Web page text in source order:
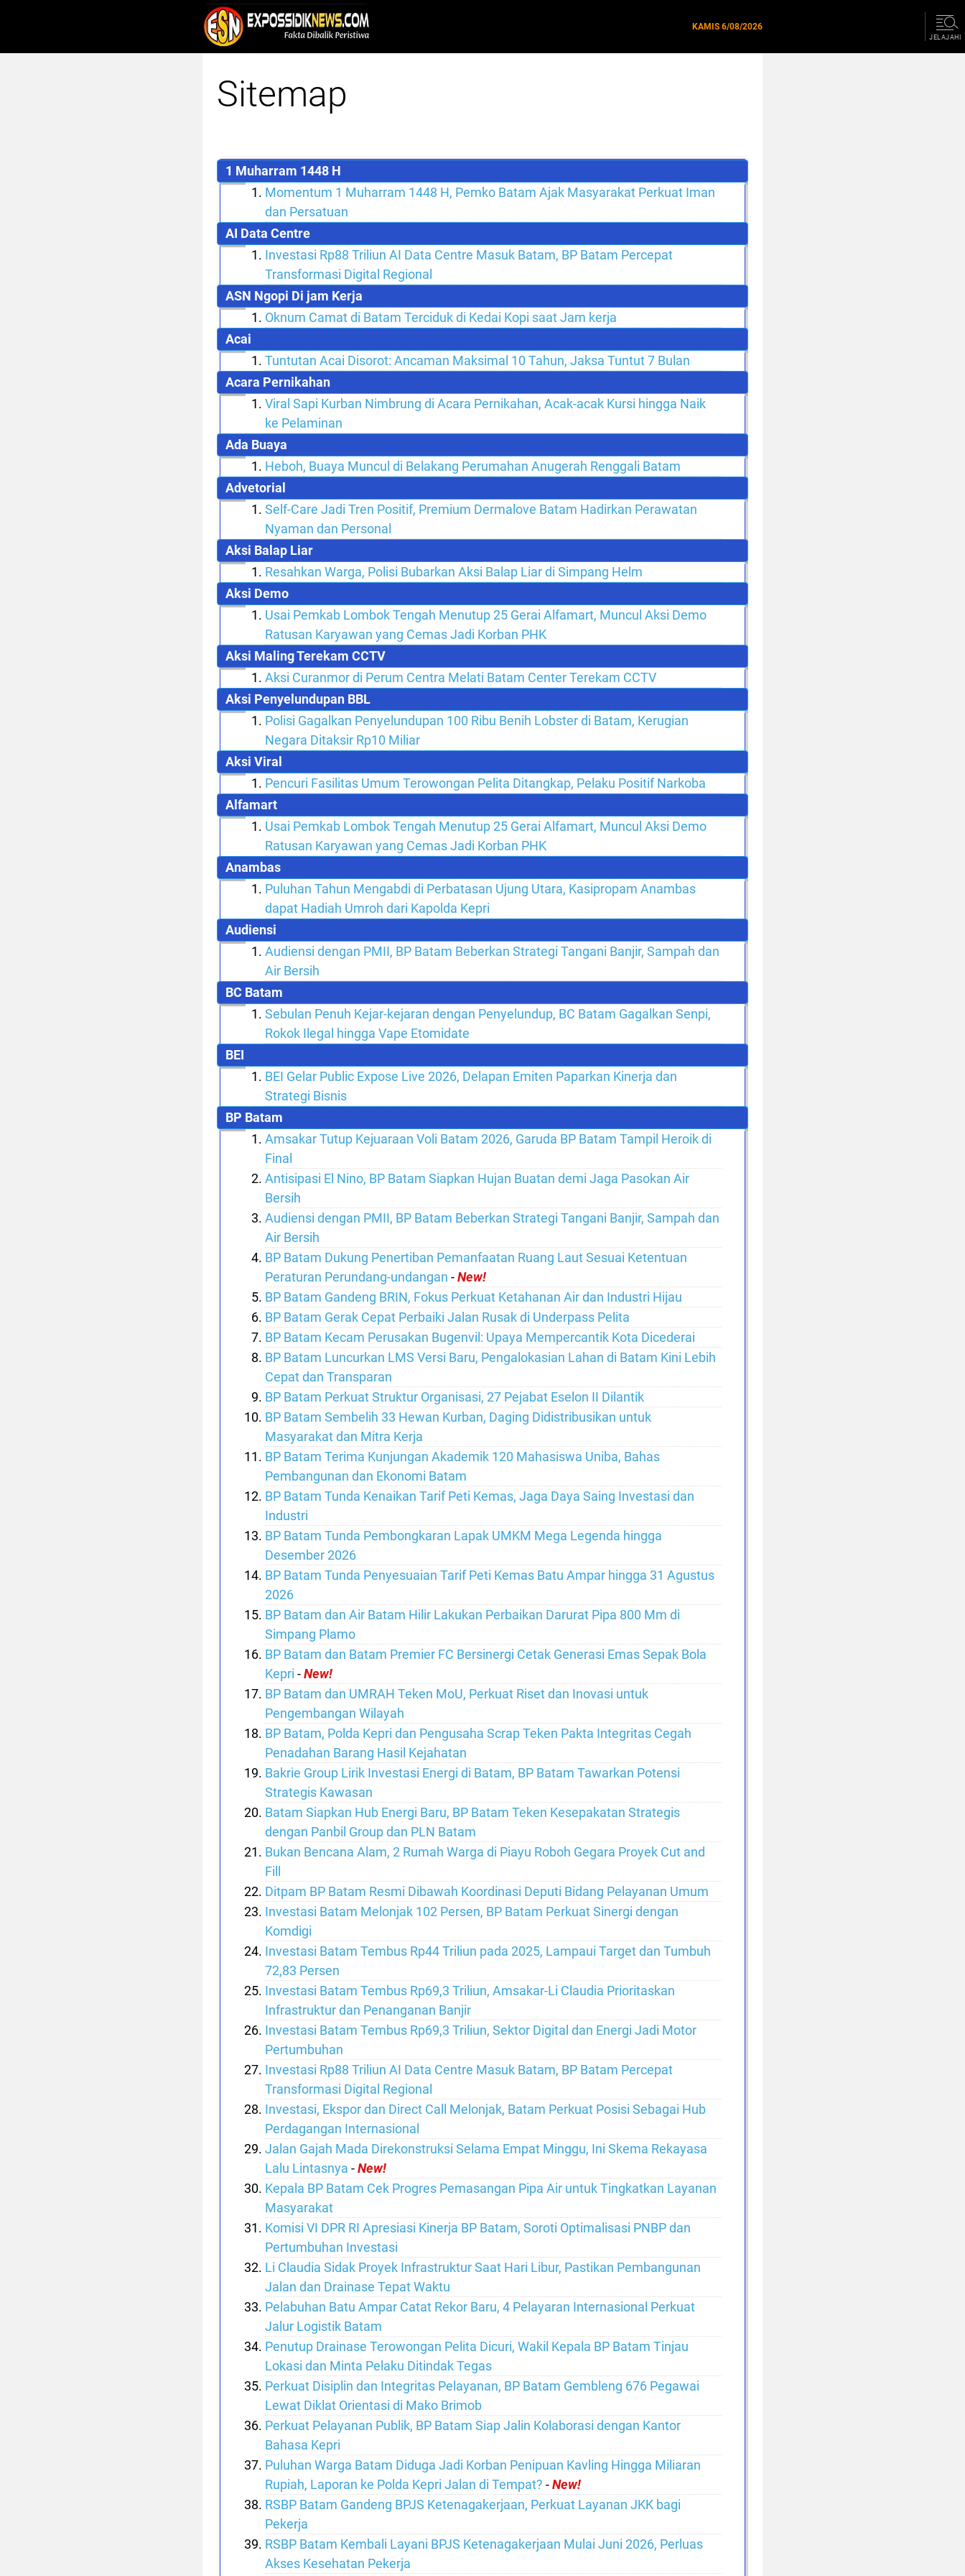
KAMIS 6/08/2026
JELAJAHI
Sitemap
1 Muharram 1448 H
Momentum 1 Muharram 1448 H, Pemko Batam Ajak Masyarakat Perkuat Iman
dan Persatuan
AI Data Centre
Investasi Rp88 Triliun AI Data Centre Masuk Batam, BP Batam Percepat
Transformasi Digital Regional
ASN Ngopi Di jam Kerja
Oknum Camat di Batam Terciduk di Kedai Kopi saat Jam kerja
Acai
Tuntutan Acai Disorot: Ancaman Maksimal 10 Tahun, Jaksa Tuntut 7 Bulan
Acara Pernikahan
Viral Sapi Kurban Nimbrung di Acara Pernikahan, Acak-acak Kursi hingga Naik
ke Pelaminan
Ada Buaya
Heboh, Buaya Muncul di Belakang Perumahan Anugerah Renggali Batam
Advetorial
Self-Care Jadi Tren Positif, Premium Dermalove Batam Hadirkan Perawatan
Nyaman dan Personal
Aksi Balap Liar
Resahkan Warga, Polisi Bubarkan Aksi Balap Liar di Simpang Helm
Aksi Demo
Usai Pemkab Lombok Tengah Menutup 25 Gerai Alfamart, Muncul Aksi Demo
Ratusan Karyawan yang Cemas Jadi Korban PHK
Aksi Maling Terekam CCTV
Aksi Curanmor di Perum Centra Melati Batam Center Terekam CCTV
Aksi Penyelundupan BBL
Polisi Gagalkan Penyelundupan 100 Ribu Benih Lobster di Batam, Kerugian
Negara Ditaksir Rp10 Miliar
Aksi Viral
Pencuri Fasilitas Umum Terowongan Pelita Ditangkap, Pelaku Positif Narkoba
Alfamart
Usai Pemkab Lombok Tengah Menutup 25 Gerai Alfamart, Muncul Aksi Demo
Ratusan Karyawan yang Cemas Jadi Korban PHK
Anambas
Puluhan Tahun Mengabdi di Perbatasan Ujung Utara, Kasipropam Anambas
dapat Hadiah Umroh dari Kapolda Kepri
Audiensi
Audiensi dengan PMII, BP Batam Beberkan Strategi Tangani Banjir, Sampah dan
Air Bersih
BC Batam
Sebulan Penuh Kejar-kejaran dengan Penyelundup, BC Batam Gagalkan Senpi,
Rokok Ilegal hingga Vape Etomidate
BEI
BEI Gelar Public Expose Live 2026, Delapan Emiten Paparkan Kinerja dan
Strategi Bisnis
BP Batam
Amsakar Tutup Kejuaraan Voli Batam 2026, Garuda BP Batam Tampil Heroik di
Final
Antisipasi El Nino, BP Batam Siapkan Hujan Buatan demi Jaga Pasokan Air
Bersih
Audiensi dengan PMII, BP Batam Beberkan Strategi Tangani Banjir, Sampah dan
Air Bersih
BP Batam Dukung Penertiban Pemanfaatan Ruang Laut Sesuai Ketentuan
Peraturan Perundang-undangan -New!
BP Batam Gandeng BRIN, Fokus Perkuat Ketahanan Air dan Industri Hijau
BP Batam Gerak Cepat Perbaiki Jalan Rusak di Underpass Pelita
BP Batam Kecam Perusakan Bugenvil: Upaya Mempercantik Kota Dicederai
BP Batam Luncurkan LMS Versi Baru, Pengalokasian Lahan di Batam Kini Lebih
Cepat dan Transparan
BP Batam Perkuat Struktur Organisasi, 27 Pejabat Eselon II Dilantik
BP Batam Sembelih 33 Hewan Kurban, Daging Didistribusikan untuk
Masyarakat dan Mitra Kerja
BP Batam Terima Kunjungan Akademik 120 Mahasiswa Uniba, Bahas
Pembangunan dan Ekonomi Batam
BP Batam Tunda Kenaikan Tarif Peti Kemas, Jaga Daya Saing Investasi dan
Industri
BP Batam Tunda Pembongkaran Lapak UMKM Mega Legenda hingga
Desember 2026
BP Batam Tunda Penyesuaian Tarif Peti Kemas Batu Ampar hingga 31 Agustus
2026
BP Batam dan Air Batam Hilir Lakukan Perbaikan Darurat Pipa 800 Mm di
Simpang Plamo
BP Batam dan Batam Premier FC Bersinergi Cetak Generasi Emas Sepak Bola
Kepri -New!
BP Batam dan UMRAH Teken MoU, Perkuat Riset dan Inovasi untuk
Pengembangan Wilayah
BP Batam, Polda Kepri dan Pengusaha Scrap Teken Pakta Integritas Cegah
Penadahan Barang Hasil Kejahatan
Bakrie Group Lirik Investasi Energi di Batam, BP Batam Tawarkan Potensi
Strategis Kawasan
Batam Siapkan Hub Energi Baru, BP Batam Teken Kesepakatan Strategis
dengan Panbil Group dan PLN Batam
Bukan Bencana Alam, 2 Rumah Warga di Piayu Roboh Gegara Proyek Cut and
Fill
Ditpam BP Batam Resmi Dibawah Koordinasi Deputi Bidang Pelayanan Umum
Investasi Batam Melonjak 102 Persen, BP Batam Perkuat Sinergi dengan
Komdigi
Investasi Batam Tembus Rp44 Triliun pada 2025, Lampaui Target dan Tumbuh
72,83 Persen
Investasi Batam Tembus Rp69,3 Triliun, Amsakar-Li Claudia Prioritaskan
Infrastruktur dan Penanganan Banjir
Investasi Batam Tembus Rp69,3 Triliun, Sektor Digital dan Energi Jadi Motor
Pertumbuhan
Investasi Rp88 Triliun AI Data Centre Masuk Batam, BP Batam Percepat
Transformasi Digital Regional
Investasi, Ekspor dan Direct Call Melonjak, Batam Perkuat Posisi Sebagai Hub
Perdagangan Internasional
Jalan Gajah Mada Direkonstruksi Selama Empat Minggu, Ini Skema Rekayasa
Lalu Lintasnya -New!
Kepala BP Batam Cek Progres Pemasangan Pipa Air untuk Tingkatkan Layanan
Masyarakat
Komisi VI DPR RI Apresiasi Kinerja BP Batam, Soroti Optimalisasi PNBP dan
Pertumbuhan Investasi
Li Claudia Sidak Proyek Infrastruktur Saat Hari Libur, Pastikan Pembangunan
Jalan dan Drainase Tepat Waktu
Pelabuhan Batu Ampar Catat Rekor Baru, 4 Pelayaran Internasional Perkuat
Jalur Logistik Batam
Penutup Drainase Terowongan Pelita Dicuri, Wakil Kepala BP Batam Tinjau
Lokasi dan Minta Pelaku Ditindak Tegas
Perkuat Disiplin dan Integritas Pelayanan, BP Batam Gembleng 676 Pegawai
Lewat Diklat Orientasi di Mako Brimob
Perkuat Pelayanan Publik, BP Batam Siap Jalin Kolaborasi dengan Kantor
Bahasa Kepri
Puluhan Warga Batam Diduga Jadi Korban Penipuan Kavling Hingga Miliaran
Rupiah, Laporan ke Polda Kepri Jalan di Tempat? -New!
RSBP Batam Gandeng BPJS Ketenagakerjaan, Perkuat Layanan JKK bagi
Pekerja
RSBP Batam Kembali Layani BPJS Ketenagakerjaan Mulai Juni 2026, Perluas
Akses Kesehatan Pekerja